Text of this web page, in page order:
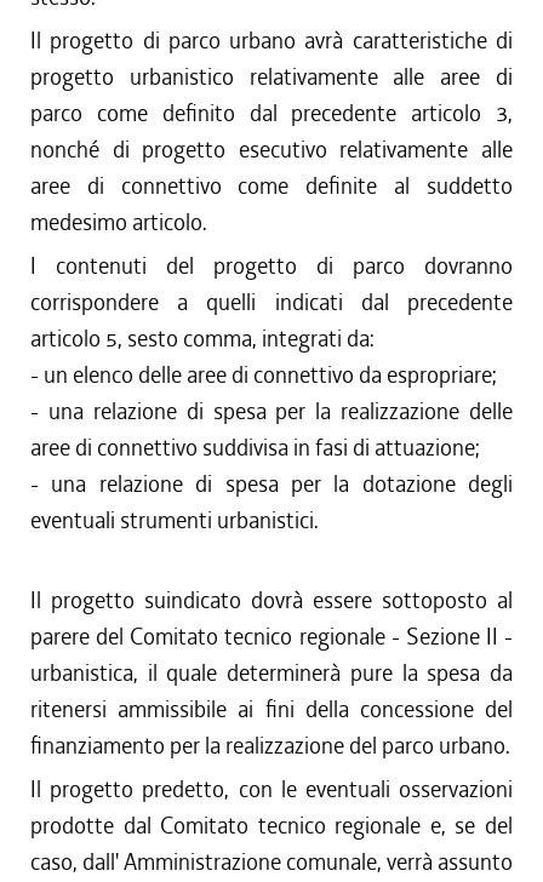
Il progetto di parco urbano avrà caratteristiche di
progetto urbanistico relativamente alle aree di
parco come definito dal precedente articolo 3,
nonché di progetto esecutivo relativamente alle
aree di connettivo come definite al suddetto
medesimo articolo.
I contenuti del progetto di parco dovranno
corrispondere a quelli indicati dal precedente
articolo 5, sesto comma, integrati da:
- un elenco delle aree di connettivo da espropriare;
- una relazione di spesa per la realizzazione delle
aree di connettivo suddivisa in fasi di attuazione;
- una relazione di spesa per la dotazione degli
eventuali strumenti urbanistici.
Il progetto suindicato dovrà essere sottoposto al
parere del Comitato tecnico regionale - Sezione II -
urbanistica, il quale determinerà pure la spesa da
ritenersi ammissibile ai fini della concessione del
finanziamento per la realizzazione del parco urbano.
Il progetto predetto, con le eventuali osservazioni
prodotte dal Comitato tecnico regionale e, se del
caso, dall' Amministrazione comunale, verrà assunto